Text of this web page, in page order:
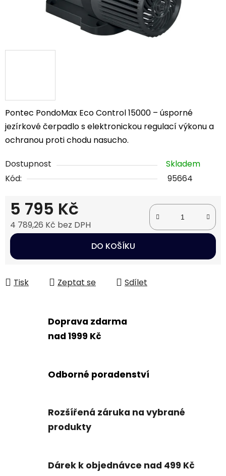
Pontec PondoMax Eco Control 15000 – úsporné
jezírkové čerpadlo s elektronickou regulací výkonu a
ochranou proti chodu nasucho.
Dostupnost
Skladem
Kód:
95664
5 795 Kč
4 789,26 Kč bez DPH
Měrná cena:
DO KOŠÍKU
Tisk Zeptat se Sdílet
Doprava zdarma
nad 1999 Kč
Odborné poradenství
Rozšířená záruka na vybrané
produkty
Dárek k objednávce nad 499 Kč